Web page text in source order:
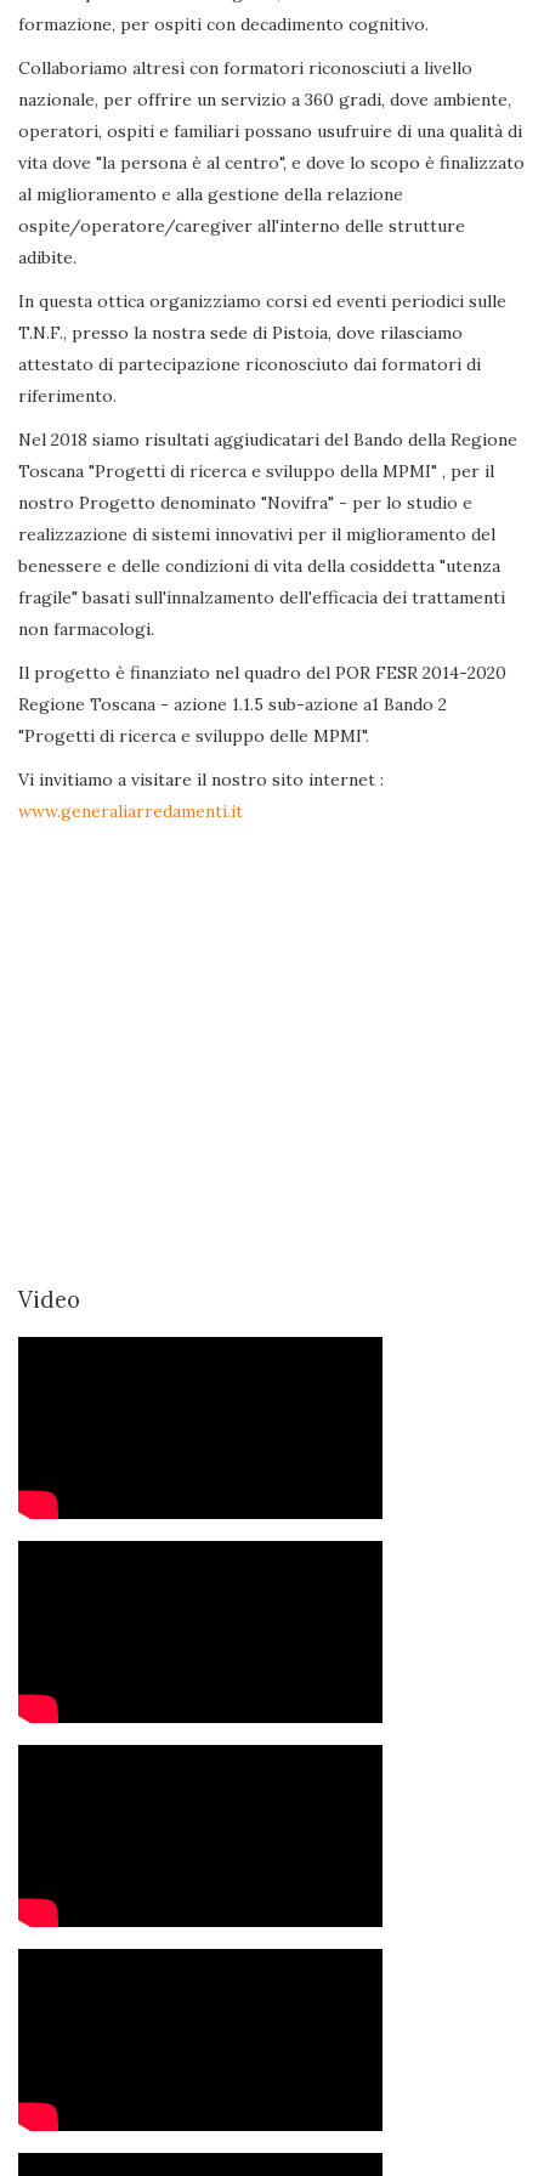
formazione, per ospiti con decadimento cognitivo.
Collaboriamo altresì con formatori riconosciuti a livello
nazionale, per offrire un servizio a 360 gradi, dove ambiente,
operatori, ospiti e familiari possano usufruire di una qualità di
vita dove "la persona è al centro", e dove lo scopo è finalizzato
al miglioramento e alla gestione della relazione
ospite/operatore/caregiver all'interno delle strutture
adibite.
In questa ottica organizziamo corsi ed eventi periodici sulle
T.N.F., presso la nostra sede di Pistoia, dove rilasciamo
attestato di partecipazione riconosciuto dai formatori di
riferimento.
Nel 2018 siamo risultati aggiudicatari del Bando della Regione
Toscana "Progetti di ricerca e sviluppo della MPMI" , per il
nostro Progetto denominato "Novifra" - per lo studio e
realizzazione di sistemi innovativi per il miglioramento del
benessere e delle condizioni di vita della cosiddetta "utenza
fragile" basati sull'innalzamento dell'efficacia dei trattamenti
non farmacologi.
Il progetto è finanziato nel quadro del POR FESR 2014-2020
Regione Toscana - azione 1.1.5 sub-azione a1 Bando 2
"Progetti di ricerca e sviluppo delle MPMI".
Vi invitiamo a visitare il nostro sito internet :
www.generaliarredamenti.it
Video